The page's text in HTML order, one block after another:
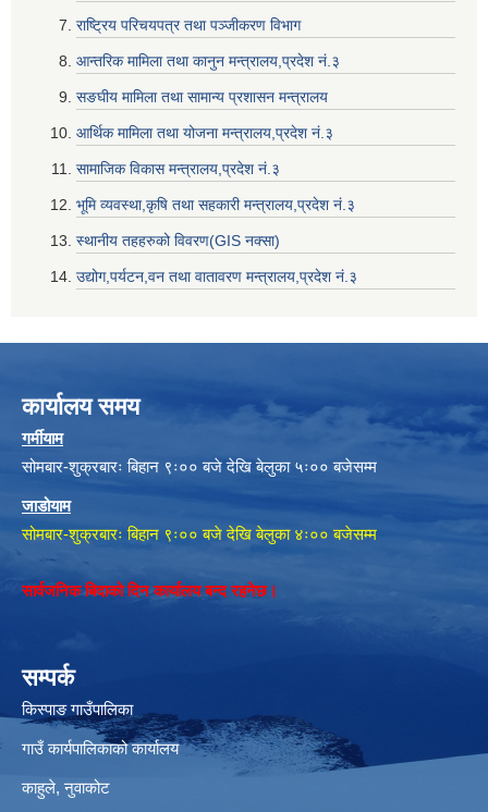
राष्ट्रिय परिचयपत्र तथा पञ्जीकरण विभाग
आन्तरिक मामिला तथा कानुन मन्त्रालय,प्रदेश नं‌‍‌‍.३
सङघीय मामिला तथा सामान्य प्रशासन मन्त्रालय
आर्थिक मामिला तथा योजना मन्त्रालय,प्रदेश नं‌‍‌‍.३
सामाजिक विकास मन्त्रालय,प्रदेश नं‌‍‌‍.३
भूमि व्यवस्था,कृषि तथा सहकारी मन्त्रालय,प्रदेश नं‌‍‌‍.३
स्थानीय तहहरुको विवरण(GIS नक्सा)
उद्योग,पर्यटन,वन तथा वातावरण मन्त्रालय,प्रदेश नं‌‍‌‍.३
कार्यालय समय
गर्मीयाम
सोमबार-शुक्रबारः बिहान ९ः०० बजे देखि बेलुका ५ः०० बजेसम्म
जाडोयाम
सोमबार-शुक्रबारः बिहान ९ः०० बजे देखि बेलुका ४ः०० बजेसम्म
सार्वजनिक बिदाको दिन कार्यालय बन्द रहनेछ।
सम्पर्क
किस्पाङ गाउँपालिका
गाउँ कार्यपालिकाको कार्यालय
काहुले‍‍, नुवाकोट